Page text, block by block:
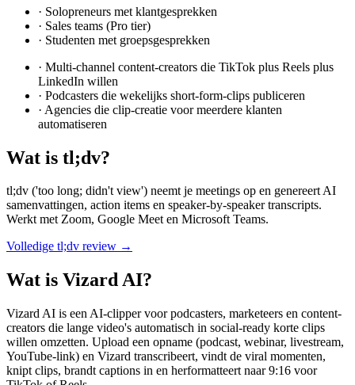
· Solopreneurs met klantgesprekken
· Sales teams (Pro tier)
· Studenten met groepsgesprekken
· Multi-channel content-creators die TikTok plus Reels plus
LinkedIn willen
· Podcasters die wekelijks short-form-clips publiceren
· Agencies die clip-creatie voor meerdere klanten
automatiseren
Wat is tl;dv?
tl;dv ('too long; didn't view') neemt je meetings op en genereert AI
samenvattingen, action items en speaker-by-speaker transcripts.
Werkt met Zoom, Google Meet en Microsoft Teams.
Volledige tl;dv review →
Wat is Vizard AI?
Vizard AI is een AI-clipper voor podcasters, marketeers en content-
creators die lange video's automatisch in social-ready korte clips
willen omzetten. Upload een opname (podcast, webinar, livestream,
YouTube-link) en Vizard transcribeert, vindt de viral momenten,
knipt clips, brandt captions in en herformatteert naar 9:16 voor